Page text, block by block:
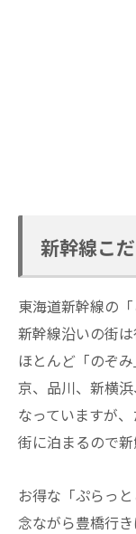
新幹線こ
東海道新幹線の
新幹線沿いの街は
ほとんど「のぞ
京、品川、新横
なっていますが
街に泊まるので新
お得な「ぷらっ
念ながら豊橋行